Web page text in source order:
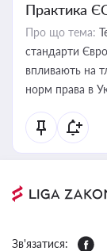
Практика
Про що тема:
стандарти
впливають на
норм права в
Зв'язатися: